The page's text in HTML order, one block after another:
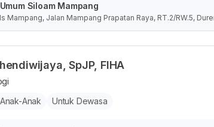
Siloam Mampang
Mampang, Jalan Mampang Prapatan Raya, RT.2/RW.5,
Indonesia
SpJP, FIHA
Anak
Untuk Dewasa